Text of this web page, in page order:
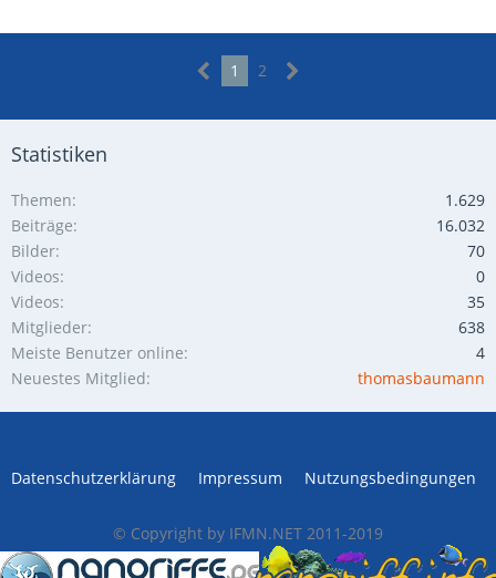
1 2
Statistiken
Themen
1.629
Beiträge
16.032
Bilder
70
Videos
0
Videos
35
Mitglieder
638
Meiste Benutzer online
4
Neuestes Mitglied
thomasbaumann
Datenschutzerklärung Impressum Nutzungsbedingungen
© Copyright by IFMN.NET 2011-2019